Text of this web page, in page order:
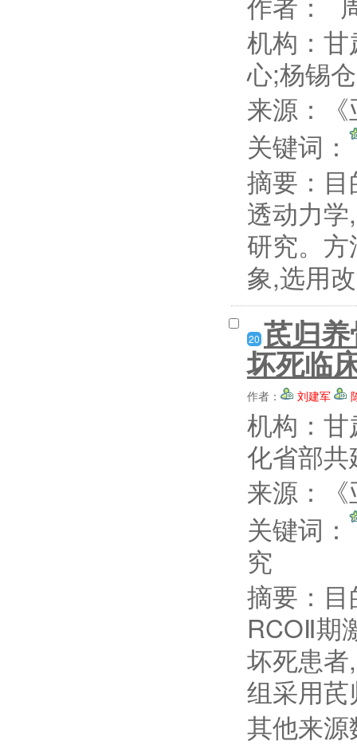
机构：
心;杨锡
来源：
关键词：
摘要：
透动力
研究。
象,选用
20 芪归
坏死临
作者： 刘建军
机构：
化省部
来源：
关键词：
究
摘要：
RCOⅡ期
坏死患
组采用
其他来